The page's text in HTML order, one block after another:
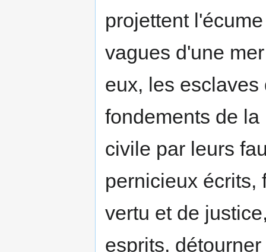
projettent
vagues d'une
eux, les
fondements de
civile par leurs
pernicieux écrits,
vertu et de
esprits,